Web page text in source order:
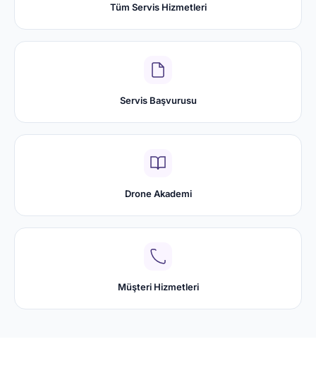
Tüm Servis Hizmetleri
Servis Başvurusu
Drone Akademi
Müşteri Hizmetleri